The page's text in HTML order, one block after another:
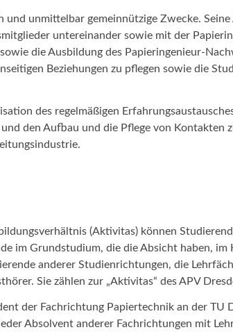
und unmittelbar gemeinnützige Zwecke. Seine
untereinander sowie mit der
die Ausbildung des Papieringenieur-
Beziehungen zu pflegen sowie die
des regelmäßigen
den Aufbau und die Pflege von Kontakten
(Aktivitas) können
im Grundstudium, die die Absicht haben, im
anderer Studienrichtungen, die
Sie zählen zur „Aktivitas“ des APV
der Fachrichtung Papiertechnik an der TU
Absolvent anderer Fachrichtungen mit